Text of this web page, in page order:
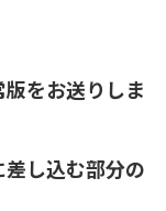
をお送りしま
し込む部分の